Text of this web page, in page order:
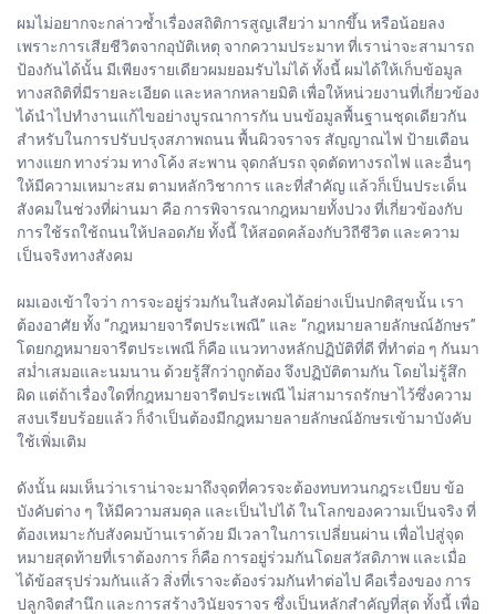
ผมไม่อยากจะกล่าวซ้ำเรื่องสถิติการสูญเสียว่า มากขึ้น หรือน้อยลง
เพราะการเสียชีวิตจากอุบัติเหตุ จากความประมาท ที่เราน่าจะสามารถ
ป้องกันได้นั้น มีเพียงรายเดียวผมยอมรับไม่ได้ ทั้งนี้ ผมได้ให้เก็บข้อมูล
ทางสถิติที่มีรายละเอียด และหลากหลายมิติ เพื่อให้หน่วยงานที่เกี่ยวข้อง
ได้นำไปทำงานแก้ไขอย่างบูรณาการกัน บนข้อมูลพื้นฐานชุดเดียวกัน
สำหรับในการปรับปรุงสภาพถนน พื้นผิวจราจร สัญญาณไฟ ป้ายเตือน
ทางแยก ทางร่วม ทางโค้ง สะพาน จุดกลับรถ จุดตัดทางรถไฟ และอื่นๆ
ให้มีความเหมาะสม ตามหลักวิชาการ และที่สำคัญ แล้วก็เป็นประเด็น
สังคมในช่วงที่ผ่านมา คือ การพิจารณากฎหมายทั้งปวง ที่เกี่ยวข้องกับ
การใช้รถใช้ถนนให้ปลอดภัย ทั้งนี้ ให้สอดคล้องกับวิถีชีวิต และความ
เป็นจริงทางสังคม
ผมเองเข้าใจว่า การจะอยู่ร่วมกันในสังคมได้อย่างเป็นปกติสุขนั้น เรา
ต้องอาศัย ทั้ง “กฎหมายจารีตประเพณี” และ “กฎหมายลายลักษณ์อักษร”
โดยกฎหมายจารีตประเพณี ก็คือ แนวทางหลักปฏิบัติที่ดี ที่ทำต่อ ๆ กันมา
สม่ำเสมอและนมนาน ด้วยรู้สึกว่าถูกต้อง จึงปฏิบัติตามกัน โดยไม่รู้สึก
ผิด แต่ถ้าเรื่องใดที่กฎหมายจารีตประเพณี ไม่สามารถรักษาไว้ซึ่งความ
สงบเรียบร้อยแล้ว ก็จำเป็นต้องมีกฎหมายลายลักษณ์อักษรเข้ามาบังคับ
ใช้เพิ่มเติม
ดังนั้น ผมเห็นว่าเราน่าจะมาถึงจุดที่ควรจะต้องทบทวนกฎระเบียบ ข้อ
บังคับต่าง ๆ ให้มีความสมดุล และเป็นไปได้ ในโลกของความเป็นจริง ที่
ต้องเหมาะกับสังคมบ้านเราด้วย มีเวลาในการเปลี่ยนผ่าน เพื่อไปสู่จุด
หมายสุดท้ายที่เราต้องการ ก็คือ การอยู่ร่วมกันโดยสวัสดิภาพ และเมื่อ
ได้ข้อสรุปร่วมกันแล้ว สิ่งที่เราจะต้องร่วมกันทำต่อไป คือเรื่องของ การ
ปลูกจิตสำนึก และการสร้างวินัยจราจร ซึ่งเป็นหลักสำคัญที่สุด ทั้งนี้ เพื่อ